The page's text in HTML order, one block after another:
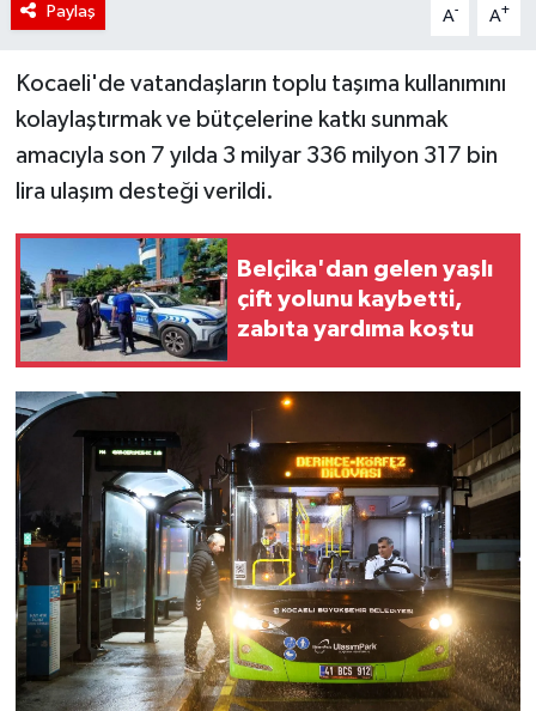
Paylaş A- A+
Kocaeli'de vatandaşların toplu taşıma kullanımını
kolaylaştırmak ve bütçelerine katkı sunmak
amacıyla son 7 yılda 3 milyar 336 milyon 317 bin
lira ulaşım desteği verildi.
Belçika'dan gelen yaşlı
çift yolunu kaybetti,
zabıta yardıma koştu